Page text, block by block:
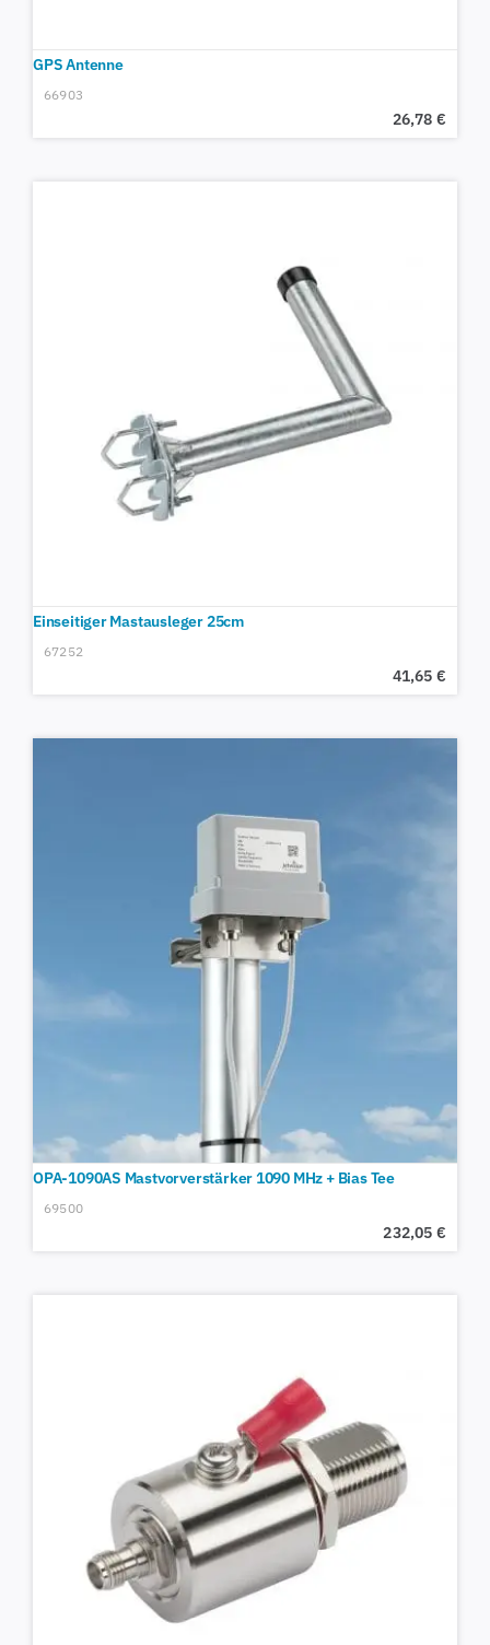
GPS Antenne
66903
26,78 €
Einseitiger Mastausleger 25cm
67252
41,65 €
OPA-1090AS Mastvorverstärker 1090 MHz + Bias Tee
69500
232,05 €